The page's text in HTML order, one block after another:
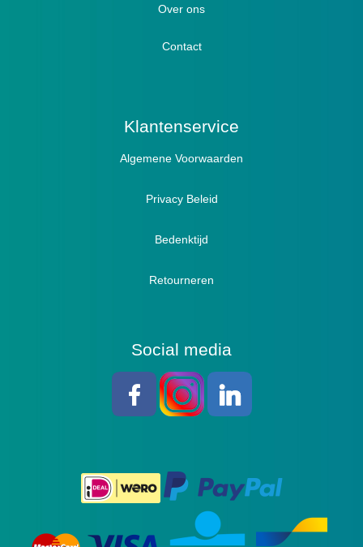
Winterboots
Lymph / Oedeem
Actief
Pantoffels
Sandalen
Hallux Valgus
Hamertenen
Over ons
Contact
Klantenservice
Algemene Voorwaarden
Privacy Beleid
Bedenktijd
Retourneren
Social media